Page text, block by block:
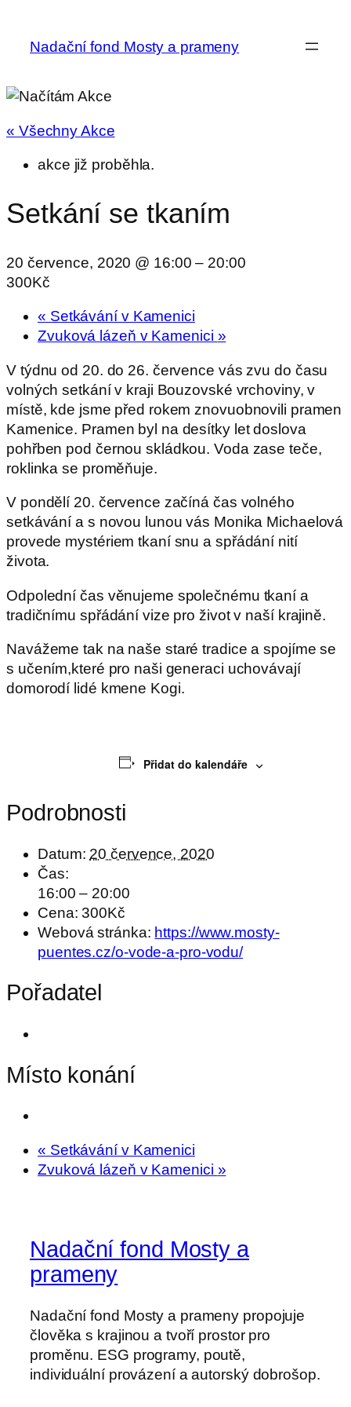
Nadační fond Mosty a prameny
« Všechny Akce
akce již proběhla.
Setkání se tkaním
20 července, 2020 @ 16:00 – 20:00
300Kč
« Setkávání v Kamenici
Zvuková lázeň v Kamenici »
V týdnu od 20. do 26. července vás zvu do času
volných setkání v kraji Bouzovské vrchoviny, v
místě, kde jsme před rokem znovuobnovili pramen
Kamenice. Pramen byl na desítky let doslova
pohřben pod černou skládkou. Voda zase teče,
roklinka se proměňuje.
V pondělí 20. července začíná čas volného
setkávání a s novou lunou vás Monika Michaelová
provede mystériem tkaní snu a spřádání nití
života.
Odpolední čas věnujeme společnému tkaní a
tradičnímu spřádání vize pro život v naší krajině.
Navážeme tak na naše staré tradice a spojíme se
s učením,které pro naši generaci uchovávají
domorodí lidé kmene Kogi.
Přidat do kalendáře
Podrobnosti
Datum: 20 července, 2020
Čas:
16:00 – 20:00
Cena: 300Kč
Webová stránka: https://www.mosty-
puentes.cz/o-vode-a-pro-vodu/
Pořadatel
Místo konání
« Setkávání v Kamenici
Zvuková lázeň v Kamenici »
Nadační fond Mosty a
prameny
Nadační fond Mosty a prameny propojuje
člověka s krajinou a tvoří prostor pro
proměnu. ESG programy, poutě,
individuální provázení a autorský dobrošop.